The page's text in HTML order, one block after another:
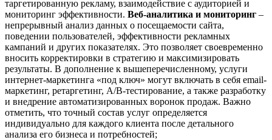
таргетированную рекламу, взаимодействие с аудиторией и
мониторинг эффективности. Веб-аналитика и мониторинг –
непрерывный анализ данных о посещаемости сайта,
поведении пользователей, эффективности рекламных
кампаний и других показателях. Это позволяет своевременно
вносить корректировки в стратегию и максимизировать
результаты. В дополнение к вышеперечисленному, услуги
интернет-маркетинга «под ключ» могут включать в себя email-
маркетинг, ретаргетинг, A/B-тестирование, а также разработку
и внедрение автоматизированных воронок продаж. Важно
отметить, что точный состав услуг определяется
индивидуально для каждого клиента после детального
анализа его бизнеса и потребностей;